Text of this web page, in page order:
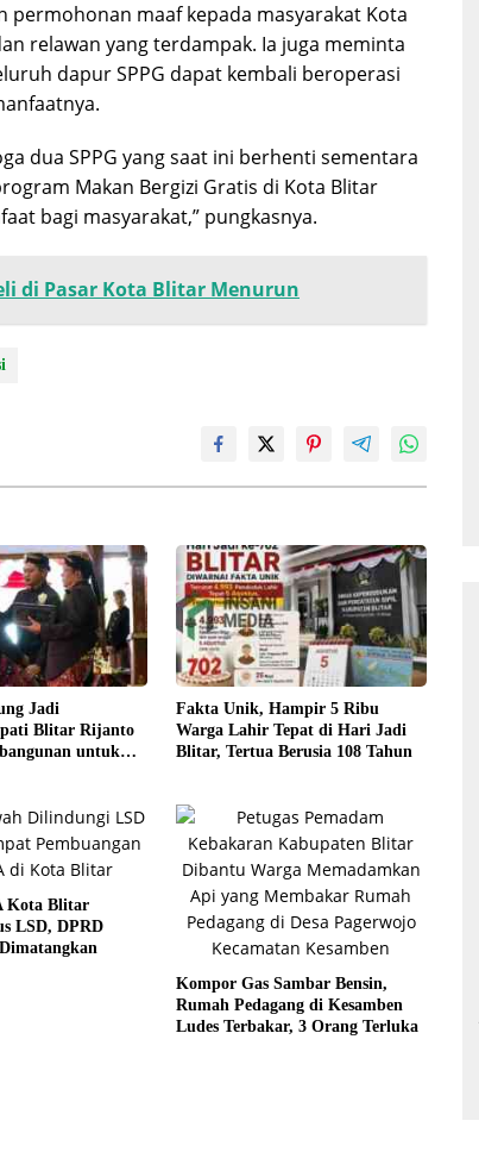
maaf kepada masyarakat Kota
relawan yang terdampak. Ia juga meminta
dapur SPPG dapat kembali beroperasi
dua SPPG yang saat ini berhenti sementara
Makan Bergizi Gratis di Kota Blitar
bagi masyarakat,” pungkasnya.
di Pasar Kota Blitar Menurun
Jadi
Blitar Rijanto
untuk
Fakta Unik, Hampir 5 Ribu
Warga Lahir Tepat di Hari Jadi
Blitar, Tertua Berusia 108 Tahun
Kota Blitar
LSD, DPRD
Kompor Gas Sambar Bensin,
Rumah Pedagang di Kesamben
Ludes Terbakar, 3 Orang Terluka